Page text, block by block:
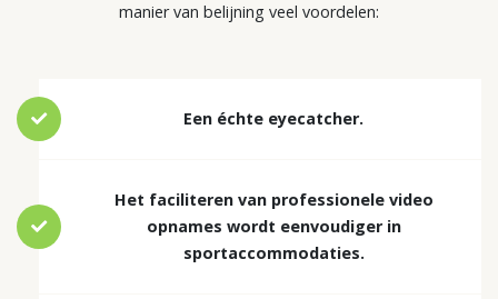
manier van belijning veel voordelen:
Een échte eyecatcher.
Het faciliteren van professionele video
opnames wordt eenvoudiger in
sportaccommodaties.